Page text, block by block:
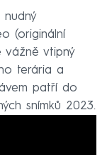
(originální
vážně vtipný
terária a
patří do
snímků 2023.